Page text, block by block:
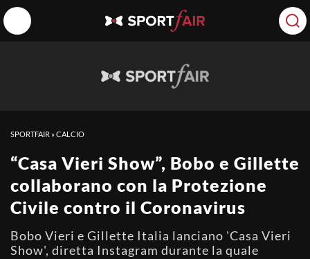
SPORTFAIR »CALCIO
“Casa Vieri Show”, Bobo e Gillette
collaborano con la Protezione
Civile contro il Coronavirus
Bobo Vieri e Gillette Italia lanciano 'Casa Vieri
Show', diretta Instagram durante la quale